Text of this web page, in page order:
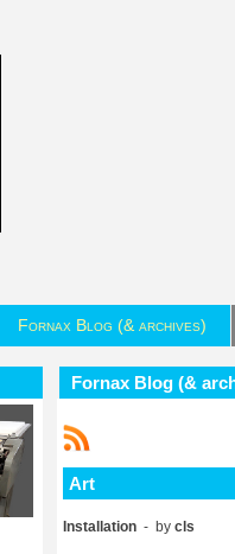
Fornax Blog (& archives)
Fornax Blog (&
Art
Installation - by cls